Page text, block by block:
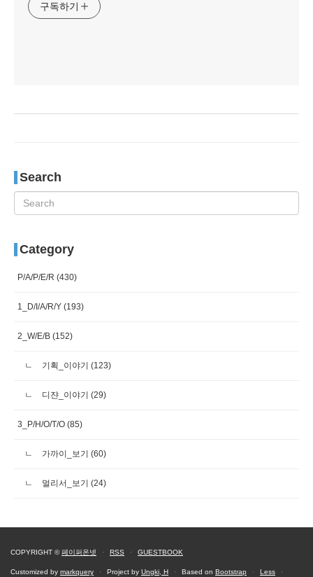
구독하기
Search
Category
P/A/P/E/R (430)
1_D/I/A/R/Y (193)
2_W/E/B (152)
기획_이야기 (123)
디쟌_이야기 (29)
3_P/H/O/T/O (85)
가까이_보기 (60)
멀리서_보기 (24)
COPYRIGHT ©페이퍼온넷 · RSS · GUESTBOOK
Customized by markquery · Project by Ungki, H · Based on Bootstrap · Less ·